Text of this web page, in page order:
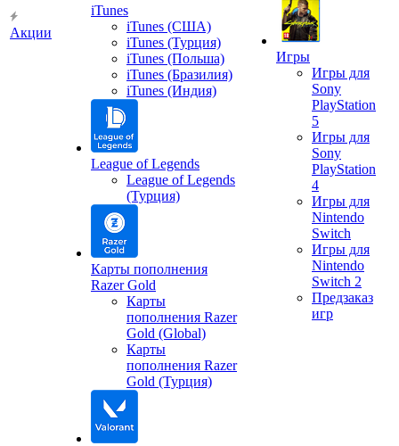
Акции
iTunes
iTunes (США)
iTunes (Турция)
iTunes (Польша)
iTunes (Бразилия)
iTunes (Индия)
League of Legends
League of Legends
(Турция)
Карты пополнения
Razer Gold
Карты
пополнения Razer
Gold (Global)
Карты
пополнения Razer
Gold (Турция)
Игры
Игры для
Sony
PlayStation
5
Игры для
Sony
PlayStation
4
Игры для
Nintendo
Switch
Игры для
Nintendo
Switch 2
Предзаказ
игр